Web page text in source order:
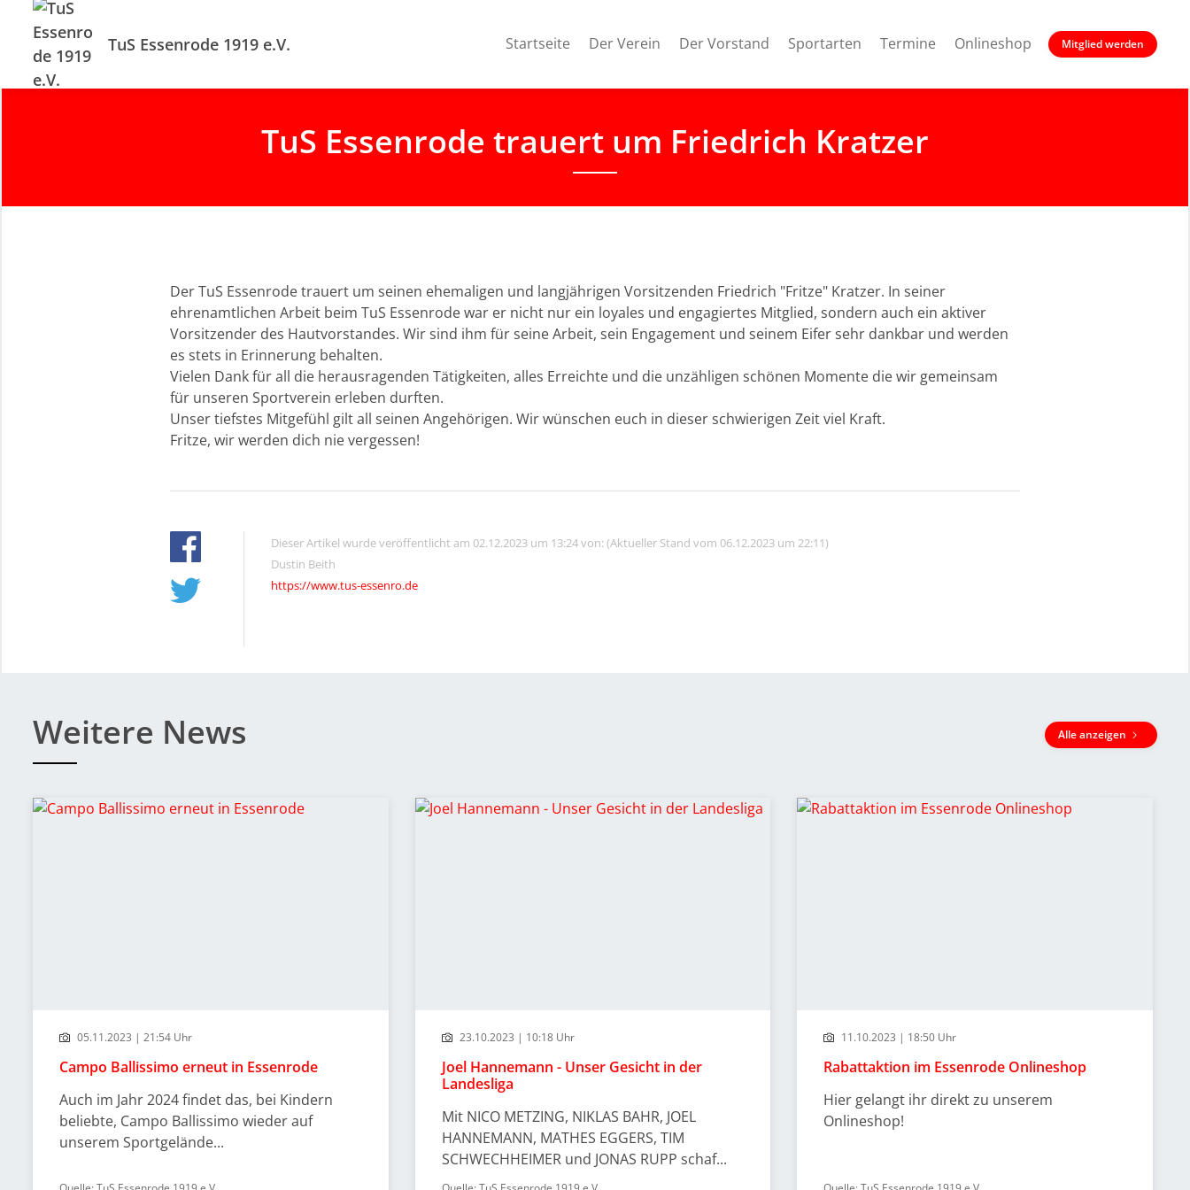
TuS Essenrode 1919 e.V. Startseite Der Verein Der Vorstand Sportarten Termine Onlineshop Mitglied werden
TuS Essenrode trauert um Friedrich Kratzer
Der TuS Essenrode trauert um seinen ehemaligen und langjährigen Vorsitzenden Friedrich "Fritze" Kratzer. In seiner
ehrenamtlichen Arbeit beim TuS Essenrode war er nicht nur ein loyales und engagiertes Mitglied, sondern auch ein aktiver
Vorsitzender des Hautvorstandes. Wir sind ihm für seine Arbeit, sein Engagement und seinem Eifer sehr dankbar und werden
es stets in Erinnerung behalten.
Vielen Dank für all die herausragenden Tätigkeiten, alles Erreichte und die unzähligen schönen Momente die wir gemeinsam
für unseren Sportverein erleben durften.
Unser tiefstes Mitgefühl gilt all seinen Angehörigen. Wir wünschen euch in dieser schwierigen Zeit viel Kraft.
Fritze, wir werden dich nie vergessen!
Dieser Artikel wurde veröffentlicht am 02.12.2023 um 13:24 von: (Aktueller Stand vom 06.12.2023 um 22:11)
Dustin Beith
https://www.tus-essenro.de
Weitere News Alle anzeigen
05.11.2023 | 21:54 Uhr
Campo Ballissimo erneut in Essenrode
Auch im Jahr 2024 findet das, bei Kindern
beliebte, Campo Ballissimo wieder auf
unserem Sportgelände...
23.10.2023 | 10:18 Uhr
Joel Hannemann - Unser Gesicht in der
Landesliga
Mit NICO METZING, NIKLAS BAHR, JOEL
HANNEMANN, MATHES EGGERS, TIM
SCHWECHHEIMER und JONAS RUPP schaf...
11.10.2023 | 18:50 Uhr
Rabattaktion im Essenrode Onlineshop
Hier gelangt ihr direkt zu unserem
Onlineshop!